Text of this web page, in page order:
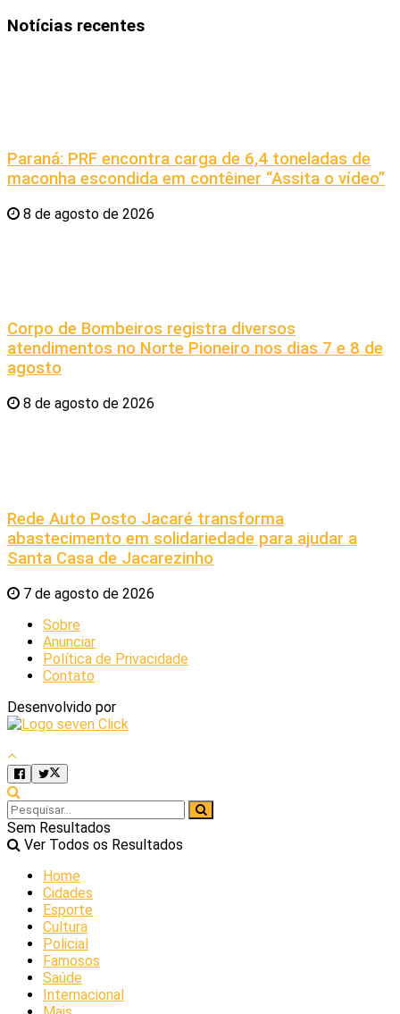
Notícias recentes
Paraná: PRF encontra carga de 6,4 toneladas de
maconha escondida em contêiner “Assita o vídeo”
8 de agosto de 2026
Corpo de Bombeiros registra diversos
atendimentos no Norte Pioneiro nos dias 7 e 8 de
agosto
8 de agosto de 2026
Rede Auto Posto Jacaré transforma
abastecimento em solidariedade para ajudar a
Santa Casa de Jacarezinho
7 de agosto de 2026
Sobre
Anunciar
Política de Privacidade
Contato
Desenvolvido por
Sem Resultados
Ver Todos os Resultados
Home
Cidades
Esporte
Cultura
Policial
Famosos
Saúde
Internacional